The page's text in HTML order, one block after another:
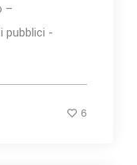
–
pubblici -
6